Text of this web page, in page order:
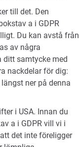
till det. Den
a i GDPR
Du kan avstå från
av några
ditt samtycke med
nackdelar för dig:
längst ner på denna
i USA. Innan du
a i GDPR vill vi i
det inte föreligger